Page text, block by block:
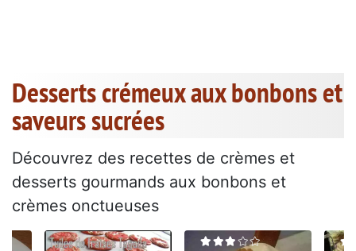
Desserts crémeux aux bonbons et
saveurs sucrées
Découvrez des recettes de crèmes et
desserts gourmands aux bonbons et
crèmes onctueuses